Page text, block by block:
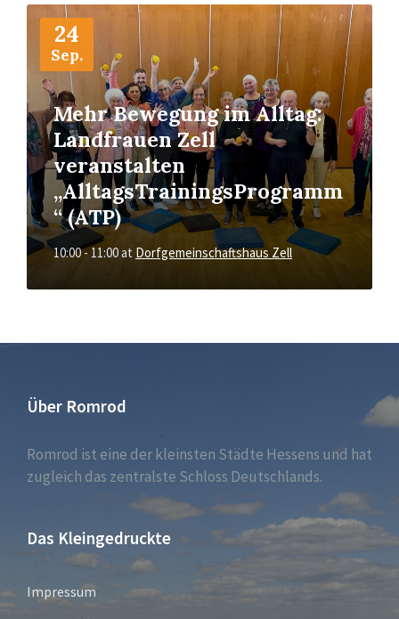
24
Sep.
Mehr Bewegung im Alltag:
Landfrauen Zell
veranstalten
„AlltagsTrainingsProgramm
“ (ATP)
10:00 - 11:00at Dorfgemeinschaftshaus Zell
More
Über Romrod
Romrod ist eine der kleinsten Städte Hessens und hat
zugleich das zentralste Schloss Deutschlands.
Das Kleingedruckte
Impressum